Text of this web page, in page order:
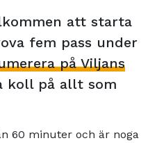
att starta
fem pass under
på Viljans
koll på allt som
60 minuter och är noga